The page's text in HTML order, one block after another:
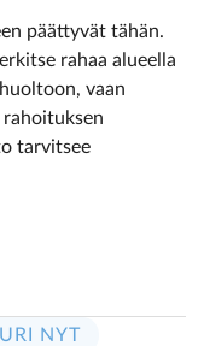
päättyvät tähän.
rahaa alueella
vaan
tarvitsee
NYT